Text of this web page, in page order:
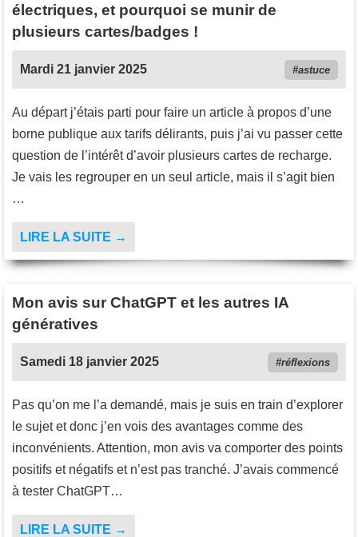
électriques, et pourquoi se munir de
plusieurs cartes/badges !
Mardi 21 janvier 2025 astuce
Au départ j’étais parti pour faire un article à propos d’une
borne publique aux tarifs délirants, puis j’ai vu passer cette
question de l’intérêt d’avoir plusieurs cartes de recharge.
Je vais les regrouper en un seul article, mais il s’agit bien
…
LIRE LA SUITE →
Mon avis sur ChatGPT et les autres IA
génératives
Samedi 18 janvier 2025 réflexions
Pas qu’on me l’a demandé, mais je suis en train d’explorer
le sujet et donc j’en vois des avantages comme des
inconvénients. Attention, mon avis va comporter des points
positifs et négatifs et n’est pas tranché. J’avais commencé
à tester ChatGPT…
LIRE LA SUITE →